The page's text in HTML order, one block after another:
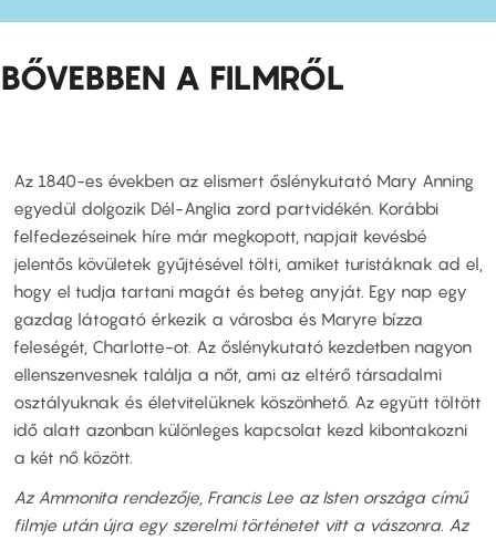
BŐVEBBEN A FILMRŐL
Az 1840-es években az elismert őslénykutató Mary Anning
egyedül dolgozik Dél-Anglia zord partvidékén. Korábbi
felfedezéseinek híre már megkopott, napjait kevésbé
jelentős kövületek gyűjtésével tölti, amiket turistáknak ad el,
hogy el tudja tartani magát és beteg anyját. Egy nap egy
gazdag látogató érkezik a városba és Maryre bízza
feleségét, Charlotte-ot. Az őslénykutató kezdetben nagyon
ellenszenvesnek találja a nőt, ami az eltérő társadalmi
osztályuknak és életvitelüknek köszönhető. Az együtt töltött
idő alatt azonban különleges kapcsolat kezd kibontakozni
a két nő között.
Az Ammonita rendezője, Francis Lee az Isten országa című
filmje után újra egy szerelmi történetet vitt a vászonra. Az